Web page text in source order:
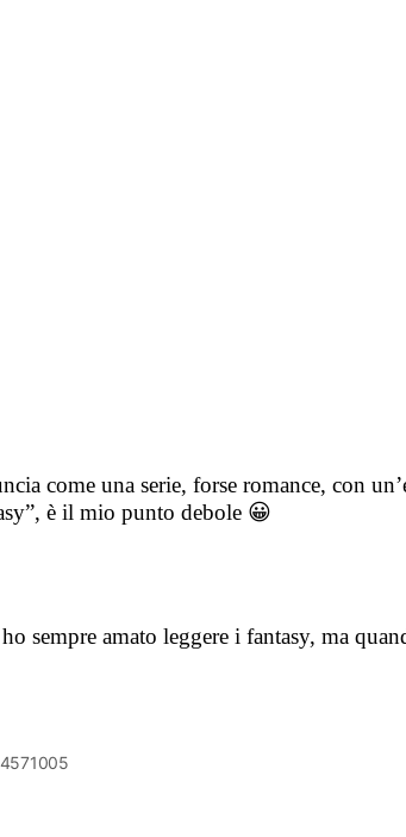
come una serie, forse romance, con
è il mio punto debole 😀
sempre amato leggere i fantasy, ma